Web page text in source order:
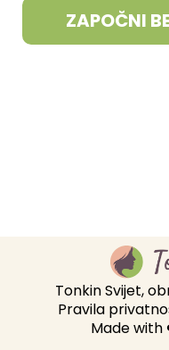
ZAPOČNI
Tonkin Svijet,
Pravila
Made with